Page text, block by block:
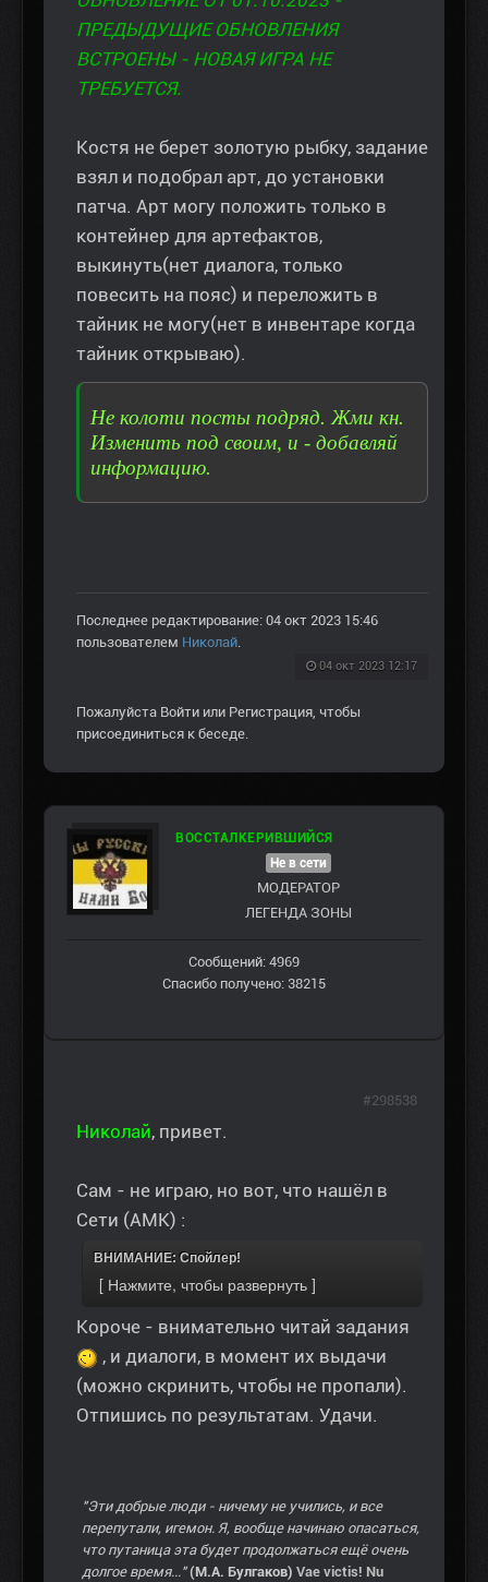
ПРЕДЫДУЩИЕ ОБНОВЛЕНИЯ
ВСТРОЕНЫ - НОВАЯ ИГРА НЕ
ТРЕБУЕТСЯ.
Костя не берет золотую рыбку, задание
взял и подобрал арт, до установки
патча. Арт могу положить только в
контейнер для артефактов,
выкинуть(нет диалога, только
повесить на пояс) и переложить в
тайник не могу(нет в инвентаре когда
тайник открываю).
Не колоти посты подряд. Жми кн.
Изменить под своим, и - добавляй
информацию.
Последнее редактирование: 04 окт 2023 15:46
пользователем Николай.
04 окт 2023 12:17
Пожалуйста Войти или Регистрация, чтобы
присоединиться к беседе.
ВОССТАЛКЕРИВШИЙСЯ
Не в сети
МОДЕРАТОР
ЛЕГЕНДА ЗОНЫ
Сообщений: 4969
Спасибо получено: 38215
Николай, привет.
Сам - не играю, но вот, что нашёл в
Сети (АМК) :
ВНИМАНИЕ: Спойлер!
Короче - внимательно читай задания
, и диалоги, в момент их выдачи
(можно скринить, чтобы не пропали).
Отпишись по результатам. Удачи.
"Эти добрые люди - ничему не учились, и все
перепутали, игемон. Я, вообще начинаю опасаться,
что путаница эта будет продолжаться ещё очень
долгое время..." (М.А. Булгаков) Vae victis! Nu
#298538